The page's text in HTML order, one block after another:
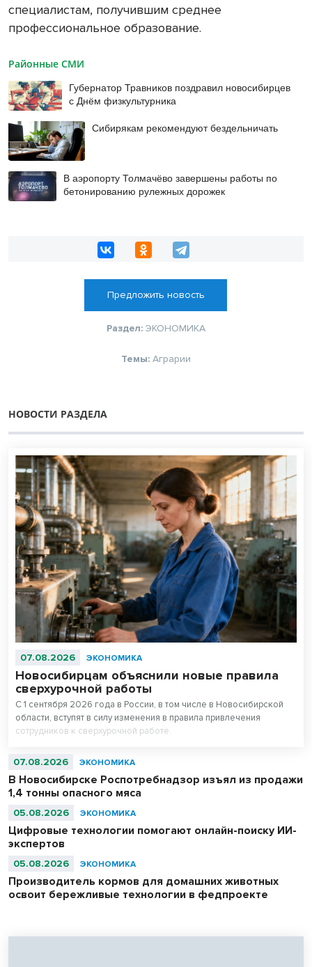
специалистам, получившим среднее
профессиональное образование.
Районные СМИ
Губернатор Травников поздравил новосибирцев
с Днём физкультурника
Сибирякам рекомендуют бездельничать
В аэропорту Толмачёво завершены работы по
бетонированию рулежных дорожек
Предложить новость
Раздел: ЭКОНОМИКА
Темы: Аграрии
НОВОСТИ РАЗДЕЛА
07.08.2026 ЭКОНОМИКА
Новосибирцам объяснили новые правила
сверхурочной работы
С 1 сентября 2026 года в России, в том числе в Новосибирской
области, вступят в силу изменения в правила привлечения
сотрудников к сверхурочной работе.
07.08.2026 ЭКОНОМИКА
В Новосибирске Роспотребнадзор изъял из продажи
1,4 тонны опасного мяса
05.08.2026 ЭКОНОМИКА
Цифровые технологии помогают онлайн-поиску ИИ-
экспертов
05.08.2026 ЭКОНОМИКА
Производитель кормов для домашних животных
освоит бережливые технологии в федпроекте